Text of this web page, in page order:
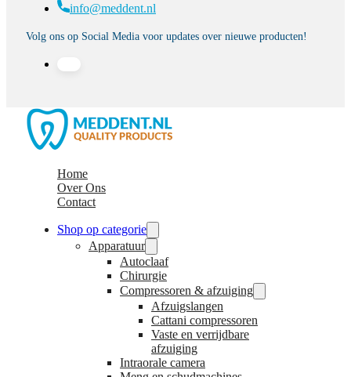
info@meddent.nl
Volg ons op Social Media voor updates over nieuwe producten!
Home
Over Ons
Contact
Shop op categorie
Apparatuur
Autoclaaf
Chirurgie
Compressoren & afzuiging
Afzuigslangen
Cattani compressoren
Vaste en verrijdbare
afzuiging
Intraorale camera